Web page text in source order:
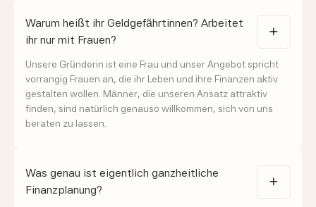
Warum heißt ihr Geldgefährtinnen? Arbeitet
ihr nur mit Frauen?
Unsere Gründerin ist eine Frau und unser Angebot spricht
vorrangig Frauen an, die ihr Leben und ihre Finanzen aktiv
gestalten wollen. Männer, die unseren Ansatz attraktiv
finden, sind natürlich genauso willkommen, sich von uns
beraten zu lassen.
Was genau ist eigentlich ganzheitliche
Finanzplanung?